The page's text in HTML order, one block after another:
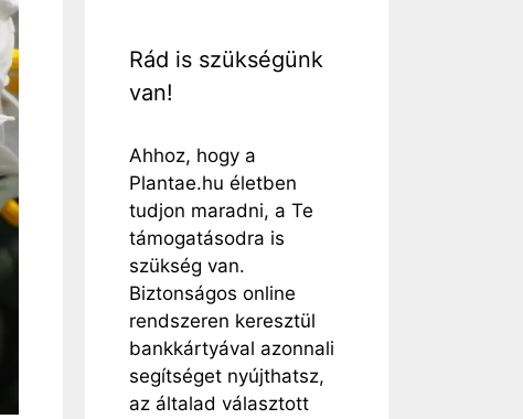
Rád is szükségünk
van!
Ahhoz, hogy a
Plantae.hu életben
tudjon maradni, a Te
támogatásodra is
szükség van.
Biztonságos online
rendszeren keresztül
bankkártyával azonnali
segítséget nyújthatsz,
az általad választott